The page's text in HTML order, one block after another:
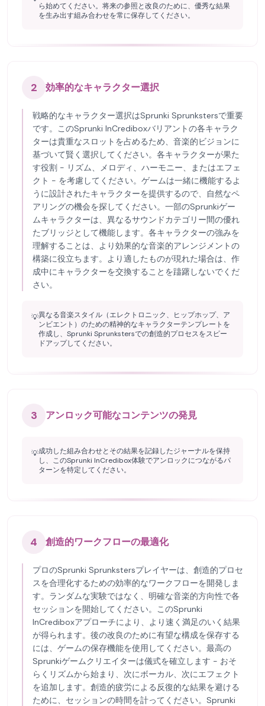
ら始めてください。将来の参照と改良のために、優秀な結果
を生み出す組み合わせを常に保存してください。
2 効率的なキャラクター選択
戦略的なキャラクター選択はSprunki Sprunkstersで重要
です。このSprunki InCrediboxバリアントの各キャラク
ターは貴重なスロットを占めるため、音楽的ビジョンに
基づいて賢く選択してください。各キャラクターが果た
す役割 - リズム、メロディ、ハーモニー、またはエフェ
クト - を考慮してください。ゲームは一緒に機能するよ
うに設計されたキャラクターを提供するので、自然なペ
アリングの機会を探してください。一部のSprunkiゲー
ムキャラクターは、異なるサウンドカテゴリー間の優れ
たブリッジとして機能します。各キャラクターの強みを
理解することは、より効果的な音楽的アレンジメントの
構築に役立ちます。より適したものが現れた場合は、作
成中にキャラクターを交換することを躊躇しないでくだ
さい。
💡異なる音楽スタイル（エレクトロニック、ヒップホップ、ア
ンビエント）のための精神的なキャラクターテンプレートを
作成し、Sprunki Sprunkstersでの創造的プロセスをスピー
ドアップしてください。
3 アンロック可能なコンテンツの発見
💡成功した組み合わせとその結果を記録したジャーナルを保持
し、このSprunki InCredibox体験でアンロックにつながるパ
ターンを特定してください。
4 創造的ワークフローの最適化
プロのSprunki Sprunkstersプレイヤーは、創造的プロセ
スを合理化するための効率的なワークフローを開発しま
す。ランダムな実験ではなく、明確な音楽的方向性で各
セッションを開始してください。このSprunki
InCrediboxアプローチにより、より速く満足のいく結果
が得られます。後の改良のために有望な構成を保存する
には、ゲームの保存機能を使用してください。最高の
Sprunkiゲームクリエイターは儀式を確立します - おそ
らくリズムから始まり、次にボーカル、次にエフェクト
を追加します。創造的疲労による反復的な結果を避ける
ために、セッションの時間を計ってください。Sprunki